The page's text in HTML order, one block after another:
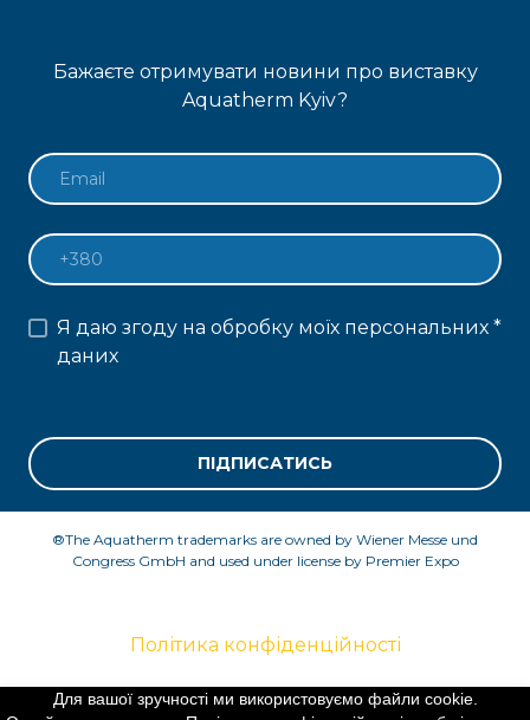
Бажаєте отримувати новини про виставку
Aquatherm Kyiv?
Я даю згоду на обробку моїх персональних
даних
*
ПІДПИСАТИСЬ
®The Aquatherm trademarks are owned by Wiener Messe und
Congress GmbH and used under license by Premier Expo
Політика конфіденційності
Для вашої зручності ми використовуємо файли cookie.